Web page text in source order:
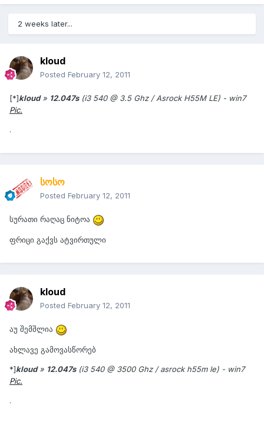
2 weeks later...
kloud
Posted February 12, 2011
[*]kloud» 12.047s(i3 540 @ 3.5 Ghz / Asrock H55M LE) - win7
Pic.
.
სოსო
Posted February 12, 2011
სურათი რაღაც ნიტოა
ფრიცი გაქვს ატვირთული
kloud
Posted February 12, 2011
აუ შემშლია
ახლავე გამოვასწორებ
*]kloud» 12.047s(i3 540 @ 3500 Ghz / asrock h55m le) - win7
Pic.
.